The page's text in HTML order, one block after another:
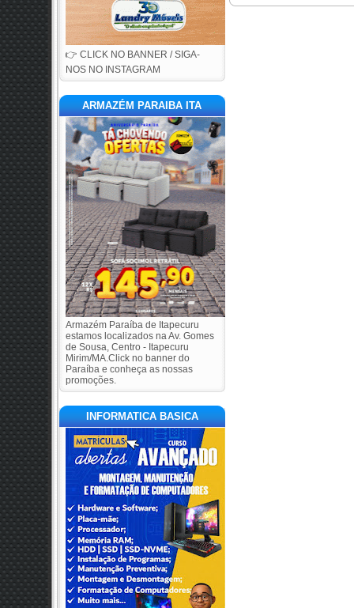
👉 CLICK NO BANNER / SIGA-
NOS NO INSTAGRAM
ARMAZÉM PARAIBA ITA
Armazém Paraíba de Itapecuru
estamos localizados na Av. Gomes
de Sousa, Centro - Itapecuru
Mirim/MA.Click no banner do
Paraíba e conheça as nossas
promoções.
INFORMATICA BASICA